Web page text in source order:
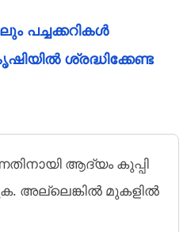
പച്ചക്കറികൾ
ശ്രദ്ധിക്കേണ്ട
ആദ്യം കുപ്പി
അല്ലെങ്കിൽ മുകളിൽ